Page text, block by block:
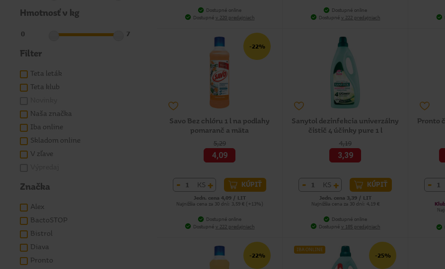
Hmotnosť v kg
Filter
Teta leták
Teta klub
Naša značka
Iba online
Skladom online
V zľave
Značka
Alex
BactoSTOP
Bistrol
Diava
Pronto
Dostupné online
Dostupné v 220 predajniach
Dostupné online
Dostupné v 222 predajniach
-22%
Savo Bez chlóru 1 l na podlahy
pomaranč a mäta
5,29
4,09
- KS + KÚPIŤ
Jedn. cena 4,09 / LIT
Najnižšia cena za 30 dní: 3,59 € (+13%)
Dostupné online
Dostupné v 222 predajniach
Sanytol dezinfekcia univerzálny
čistič 4 účinky pure 1 l
4,19
3,39
- KS + KÚPIŤ
Jedn. cena 3,39 / LIT
Najnižšia cena za 30 dní: 4,19 €
Dostupné online
Dostupné v 185 predajniach
Pronto
-
-22%
IBA ONLINE
-25%